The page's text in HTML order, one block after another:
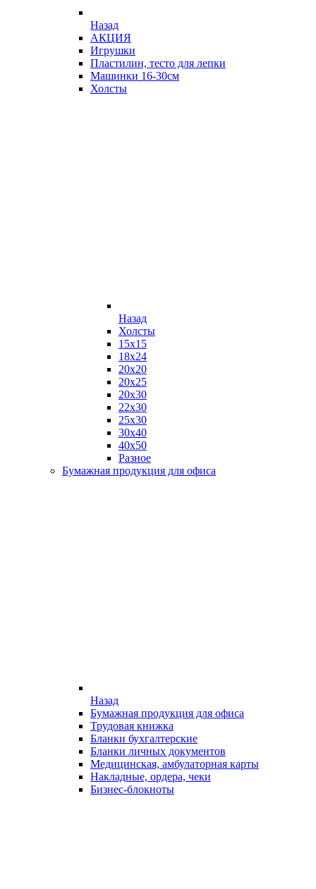
Назад
АКЦИЯ
Игрушки
Пластилин, тесто для лепки
Машинки 16-30см
Холсты
Назад
Холсты
15х15
18х24
20х20
20х25
20х30
22х30
25х30
30х40
40х50
Разное
Бумажная продукция для офиса
Назад
Бумажная продукция для офиса
Трудовая книжка
Бланки бухгалтерские
Бланки личных документов
Медицинская, амбулаторная карты
Накладные, ордера, чеки
Бизнес-блокноты